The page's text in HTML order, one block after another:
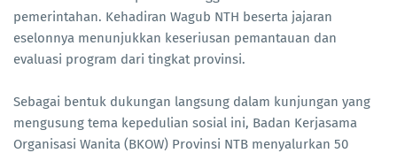
pemerintahan. Kehadiran Wagub NTH beserta jajaran
eselonnya menunjukkan keseriusan pemantauan dan
evaluasi program dari tingkat provinsi.
Sebagai bentuk dukungan langsung dalam kunjungan yang
mengusung tema kepedulian sosial ini, Badan Kerjasama
Organisasi Wanita (BKOW) Provinsi NTB menyalurkan 50